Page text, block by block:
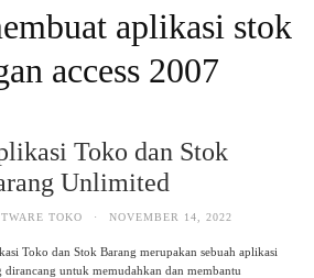
aplikasi stok
access 2007
Toko dan Stok
Unlimited
TOKO · NOVEMBER 14, 2022
Toko dan Stok Barang merupakan sebuah aplikasi
dirancang untuk memudahkan dan membantu